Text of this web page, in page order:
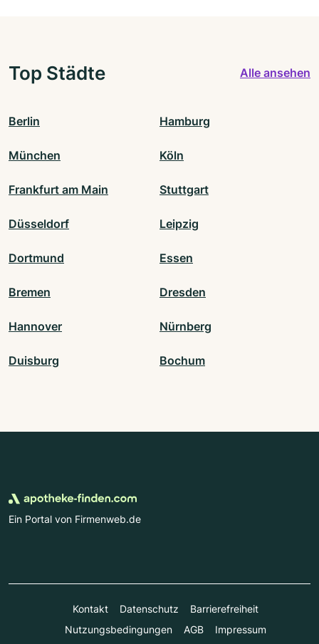
Top Städte Alle ansehen
Berlin Hamburg
München Köln
Frankfurt am Main Stuttgart
Düsseldorf Leipzig
Dortmund Essen
Bremen Dresden
Hannover Nürnberg
Duisburg Bochum
Ein Portal von Firmenweb.de
Kontakt Datenschutz
Barrierefreiheit
Nutzungsbedingungen
AGB Impressum